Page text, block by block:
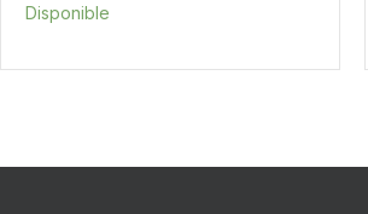
Disponible